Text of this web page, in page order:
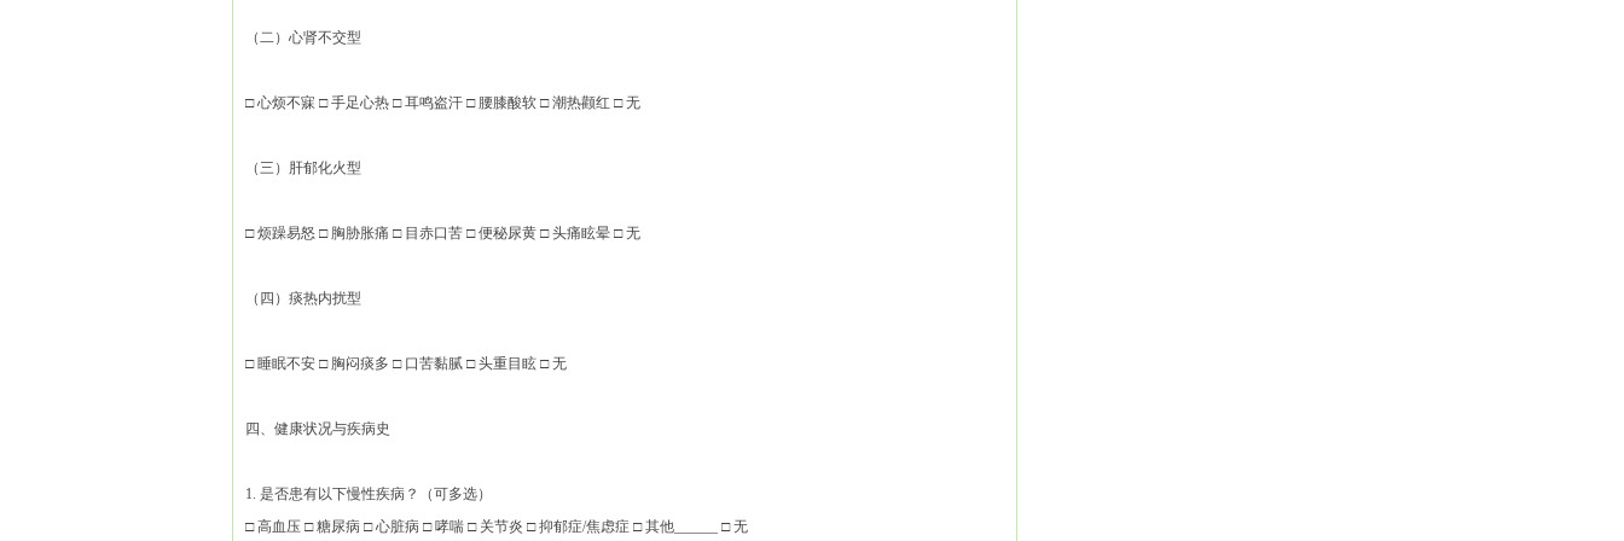
（二）心肾不交型
□ 心烦不寐 □ 手足心热 □ 耳鸣盗汗 □ 腰膝酸软 □ 潮热颧红 □ 无
（三）肝郁化火型
□ 烦躁易怒 □ 胸胁胀痛 □ 目赤口苦 □ 便秘尿黄 □ 头痛眩晕 □ 无
（四）痰热内扰型
□ 睡眠不安 □ 胸闷痰多 □ 口苦黏腻 □ 头重目眩 □ 无
四、健康状况与疾病史
1. 是否患有以下慢性疾病？（可多选）
□ 高血压 □ 糖尿病 □ 心脏病 □ 哮喘 □ 关节炎 □ 抑郁症/焦虑症 □ 其他______ □ 无